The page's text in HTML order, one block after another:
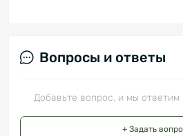
Вопросы и ответы
Добавьте вопрос, и мы
+ Задать